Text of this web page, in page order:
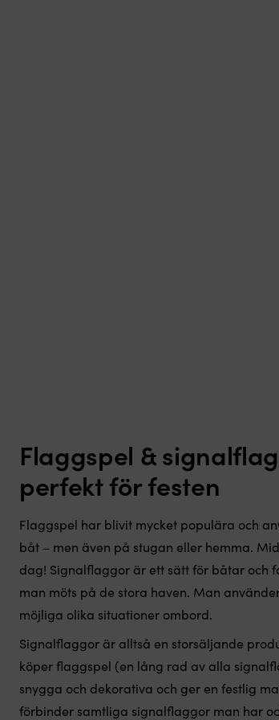
Flaggspel &
perfekt för festen
Flaggspel har blivit mycket populära och
båt – men även på stugan eller hemma.
dag! Signalflaggor är ett sätt för båtar och
man möts på de stora haven. Man
möjliga olika situationer ombord.
Signalflaggor är alltså en storsäljande
köper flaggspel (en lång rad av alla
snygga och dekorativa och ger en festlig
förbinder samtliga signalflaggor man har